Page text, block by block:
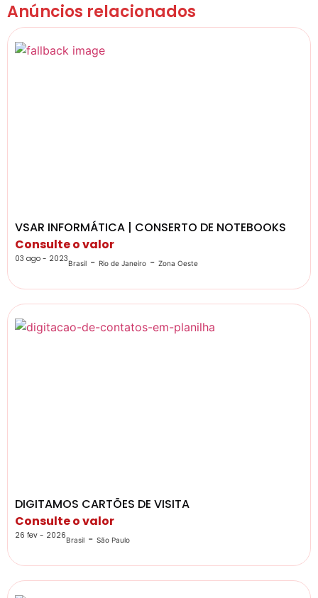
Anúncios relacionados
VSAR INFORMÁTICA | CONSERTO DE NOTEBOOKS
Consulte o valor
03 ago - 2023Brasil - Rio de Janeiro - Zona Oeste
DIGITAMOS CARTÕES DE VISITA
Consulte o valor
26 fev - 2026Brasil - São Paulo